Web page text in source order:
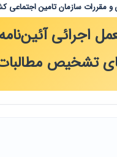
و مقررات سازمان تامین اجتماعی
اجرائی
تشخیص